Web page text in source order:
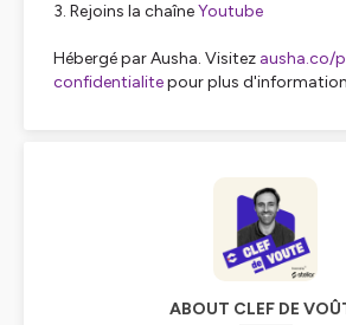
3. Rejoins la chaîneYoutube
Hébergé par Ausha. Visitez ausha.co/
confidentialitepour plus
ABOUT CLEF DE